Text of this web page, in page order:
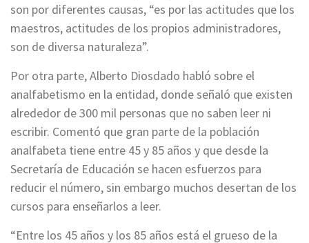
son por diferentes causas, “es por las actitudes que los
maestros, actitudes de los propios administradores,
son de diversa naturaleza”.
Por otra parte, Alberto Diosdado habló sobre el
analfabetismo en la entidad, donde señaló que existen
alrededor de 300 mil personas que no saben leer ni
escribir. Comentó que gran parte de la población
analfabeta tiene entre 45 y 85 años y que desde la
Secretaría de Educación se hacen esfuerzos para
reducir el número, sin embargo muchos desertan de los
cursos para enseñarlos a leer.
“Entre los 45 años y los 85 años está el grueso de la